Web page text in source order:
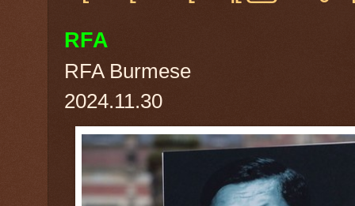
RFA
RFA Burmese
2024.11.30